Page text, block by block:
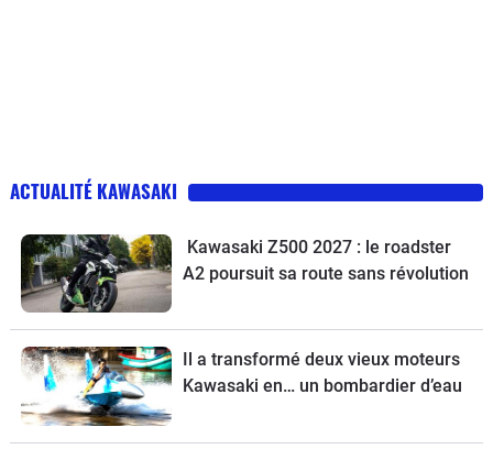
ACTUALITÉ KAWASAKI
Kawasaki Z500 2027 : le roadster
A2 poursuit sa route sans révolution
Il a transformé deux vieux moteurs
Kawasaki en… un bombardier d’eau